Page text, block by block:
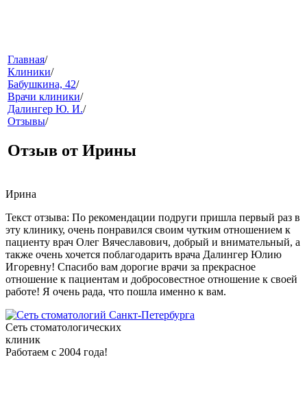
меню
Главная/
Клиники/
Бабушкина, 42/
Врачи клиники/
Далингер Ю. И./
Отзывы/
Отзыв от Ирины
Ирина
Текст отзыва: По рекомендации подруги пришла первый раз в
эту клинику, очень понравился своим чутким отношением к
пациенту врач Олег Вячеславович, добрый и внимательный, а
также очень хочется поблагодарить врача Далингер Юлию
Игоревну! Спасибо вам дорогие врачи за прекрасное
отношение к пациентам и добросовестное отношение к своей
работе! Я очень рада, что пошла именно к вам.
Сеть стоматологических
клиник
Работаем с 2004 года!